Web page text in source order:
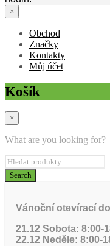
×
Obchod
Značky
Kontakty
Můj účet
Košík
×
What are you looking for?
Vánoční otevírací
21.12 Sobota: 8:00-
22.12 Neděle: 8:00-